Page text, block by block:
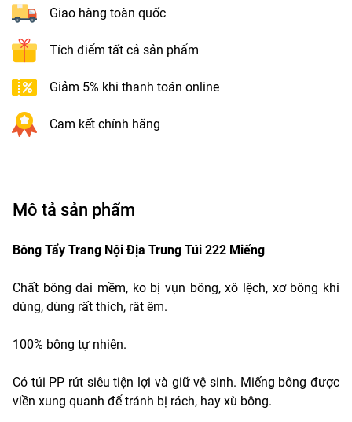
Giao hàng toàn quốc
Tích điểm tất cả sản phẩm
Giảm 5% khi thanh toán online
Cam kết chính hãng
Mô tả sản phẩm
Bông Tẩy Trang Nội Địa Trung Túi 222 Miếng
Chất bông dai mềm, ko bị vụn bông, xô lệch, xơ bông khi
dùng, dùng rất thích, rât êm.
100% bông tự nhiên.
Có túi PP rút siêu tiện lợi và giữ vệ sinh. Miếng bông được
viền xung quanh để tránh bị rách, hay xù bông.